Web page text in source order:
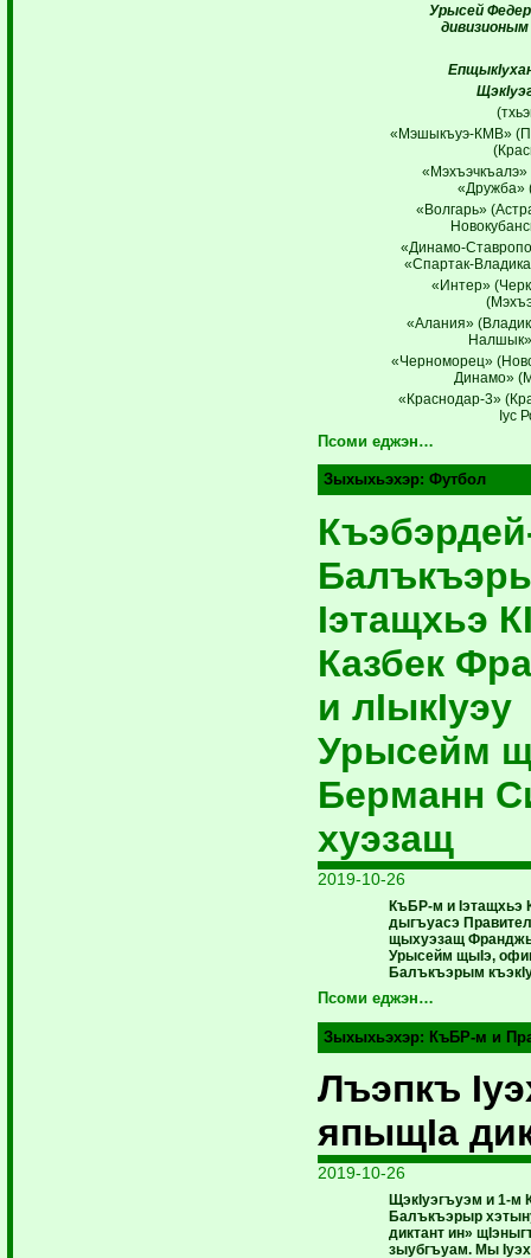
Урысей
«Мэшыкъуэ-КМВ»
«Дружба»
«Волгарь»
«Динамо-
«Спартак-
«Интер»
«Алания»
«Черноморец»
Динамо»
«Краснодар-3»
Iус
Псоми еджэн…
Зыхыхьэхэр:Футбол
Iэтащхьэ
Казбек
и лIыкIуэу
Урысейм
Берманн
хуэзащ
2019-10-26
КъБР-м и Iэтащхьэ
дыгъуасэ
щыхуэзащ
Урысейм щыIэ,
Балъкъэрым
Псоми еджэн…
Зыхыхьэхэр: КъБР-м и
Лъэпкъ
япыщIа
2019-10-26
ЩэкIуэгъуэм и 1-м
Балъкъэрыр
диктант ин»
зыубгъуам. Мы